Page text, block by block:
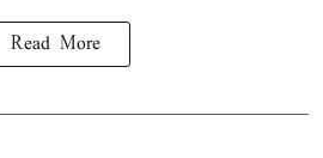
Read More